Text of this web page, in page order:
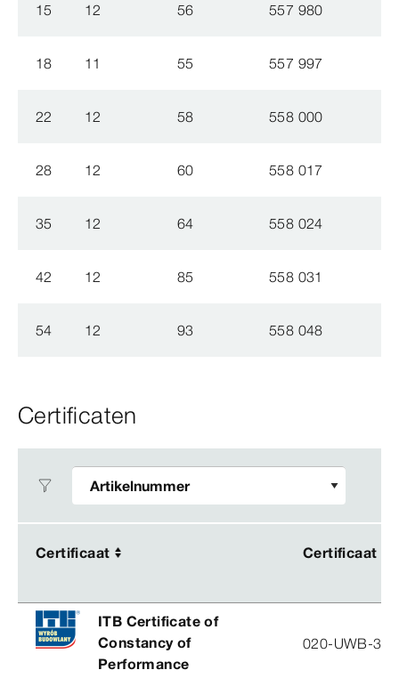
15 12 56 557 980
18 11 55 557 997
22 12 58 558 000
28 12 60 558 017
35 12 64 558 024
42 12 85 558 031
54 12 93 558 048
Certificaten
Certificaat Certificaat
Certificaat Certificaat
ITB Certificate of
Constancy of
Performance
020-UWB-